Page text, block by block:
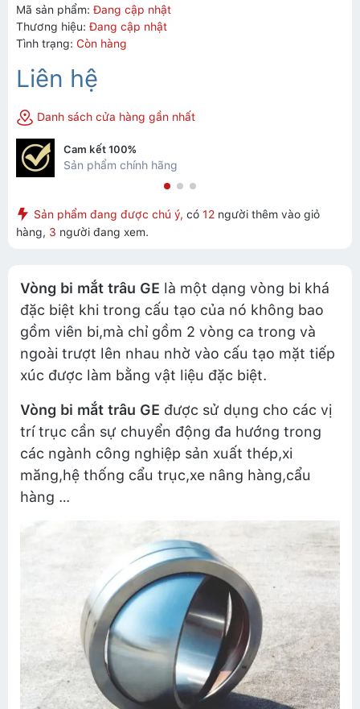
Mã sản phẩm: Đang cập nhật
Thương hiệu: Đang cập nhật
Tình trạng: Còn hàng
Liên hệ
Danh sách cửa hàng gần nhất
Cam kết 100%
Sản phẩm chính hãng
Sản phẩm đang được chú ý, có 12 người thêm vào giỏ
hàng, 3 người đang xem.
Vòng bi mắt trâu GE là một dạng vòng bi khá
đặc biệt khi trong cấu tạo của nó không bao
gồm viên bi,mà chỉ gồm 2 vòng ca trong và
ngoài trượt lên nhau nhờ vào cấu tạo mặt tiếp
xúc được làm bằng vật liệu đặc biệt.
Vòng bi mắt trâu GE được sử dụng cho các vị
trí trục cần sự chuyển động đa hướng trong
các ngành công nghiệp sản xuất thép,xi
măng,hệ thống cẩu trục,xe nâng hàng,cẩu
hàng …